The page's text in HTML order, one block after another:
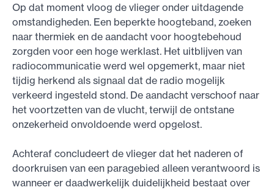
Op dat moment vloog de vlieger onder uitdagende
omstandigheden. Een beperkte hoogteband, zoeken
naar thermiek en de aandacht voor hoogtebehoud
zorgden voor een hoge werklast. Het uitblijven van
radiocommunicatie werd wel opgemerkt, maar niet
tijdig herkend als signaal dat de radio mogelijk
verkeerd ingesteld stond. De aandacht verschoof naar
het voortzetten van de vlucht, terwijl de ontstane
onzekerheid onvoldoende werd opgelost.
Achteraf concludeert de vlieger dat het naderen of
doorkruisen van een paragebied alleen verantwoord is
wanneer er daadwerkelijk duidelijkheid bestaat over